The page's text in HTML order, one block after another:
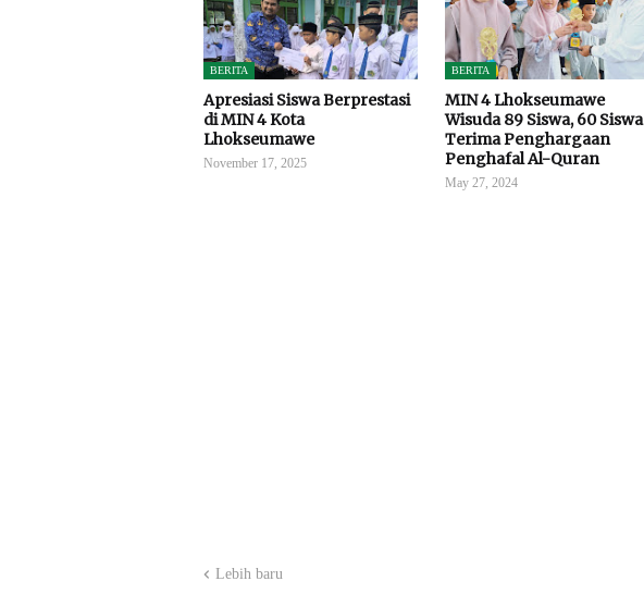
BERITA
Apresiasi Siswa Berprestasi
di MIN 4 Kota
Lhokseumawe
November 17, 2025
BERITA
MIN 4 Lhokseumawe
Wisuda 89 Siswa, 60 Siswa
Terima Penghargaan
Penghafal Al-Quran
May 27, 2024
Lebih baru